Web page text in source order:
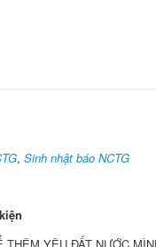
, Sinh nhật báo NCTG
THÊM YÊU ĐẤT NƯỚC